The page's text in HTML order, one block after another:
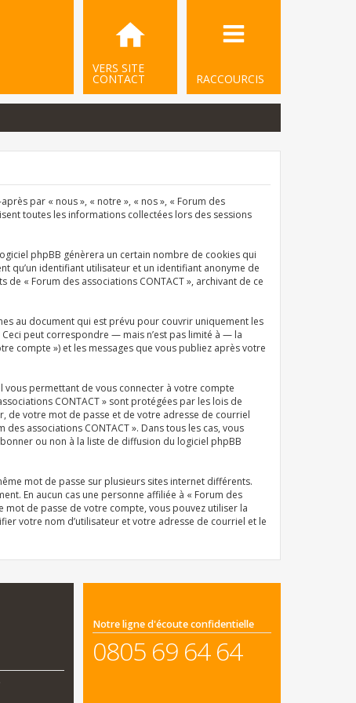
RACCOURCIS
VERS SITE
CONTACT
par « nous », « notre », « nos », « Forum des
toutes les informations collectées lors des sessions
phpBB génèrera un certain nombre de cookies qui
qu’un identifiant utilisateur et un identifiant anonyme de
« Forum des associations CONTACT », archivant de ce
au document qui est prévu pour couvrir uniquement les
peut correspondre — mais n’est pas limité à — la
compte ») et les messages que vous publiez après votre
permettant de vous connecter à votre compte
CONTACT » sont protégées par les lois de
de votre mot de passe et de votre adresse de courriel
associations CONTACT ». Dans tous les cas, vous
ou non à la liste de diffusion du logiciel phpBB
mot de passe sur plusieurs sites internet différents.
En aucun cas une personne affiliée à « Forum des
mot de passe de votre compte, vous pouvez utiliser la
votre nom d’utilisateur et votre adresse de courriel et le
Notre ligne d'écoute confidentielle
0805 69 64 64